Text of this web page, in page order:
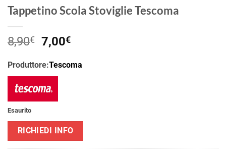
Tappetino Scola Stoviglie Tescoma
8,90€
Il
originale
era:
8,90€.
7,00€Il
attuale
Produttore:Tescoma
Esaurito
RICHIEDI INFO